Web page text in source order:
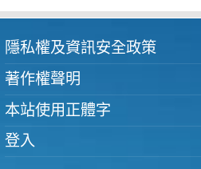
隱私權及資訊安全政策
著作權聲明
本站使用正體字
登入